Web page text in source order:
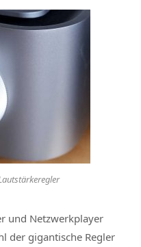
und Netzwerkplayer
der gigantische Regler